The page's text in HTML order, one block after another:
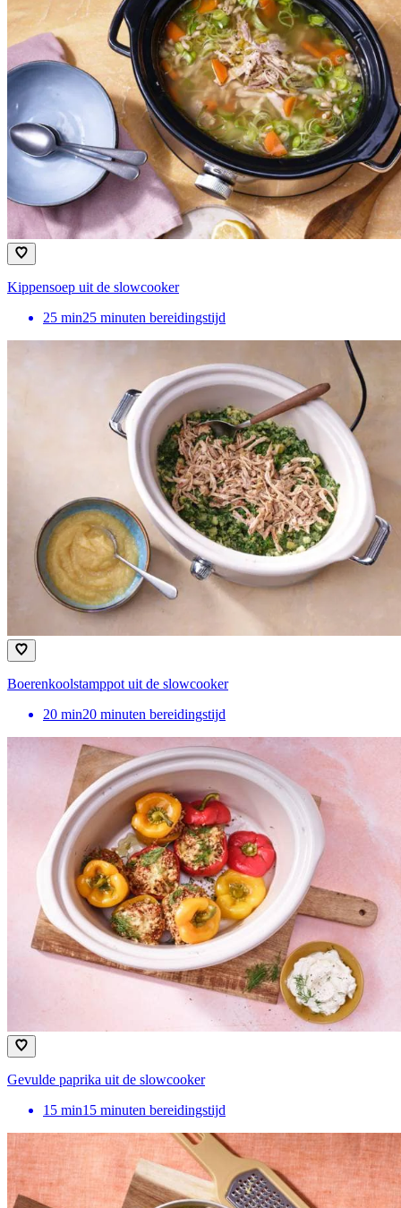
Kippensoep uit de slowcooker
25 min25 minuten bereidingstijd
Boerenkoolstamppot uit de slowcooker
20 min20 minuten bereidingstijd
Gevulde paprika uit de slowcooker
15 min15 minuten bereidingstijd